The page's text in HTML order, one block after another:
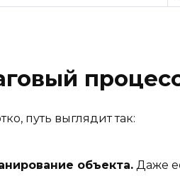
путь выглядит так:
объекта. Даже